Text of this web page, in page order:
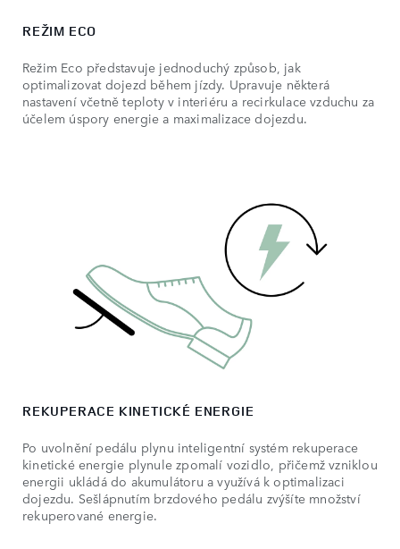
REŽIM ECO
Režim Eco představuje jednoduchý způsob, jak
optimalizovat dojezd během jízdy. Upravuje některá
nastavení včetně teploty v interiéru a recirkulace vzduchu za
účelem úspory energie a maximalizace dojezdu.
REKUPERACE KINETICKÉ ENERGIE
Po uvolnění pedálu plynu inteligentní systém rekuperace
kinetické energie plynule zpomalí vozidlo, přičemž vzniklou
energii ukládá do akumulátoru a využívá k optimalizaci
dojezdu. Sešlápnutím brzdového pedálu zvýšíte množství
rekuperované energie.